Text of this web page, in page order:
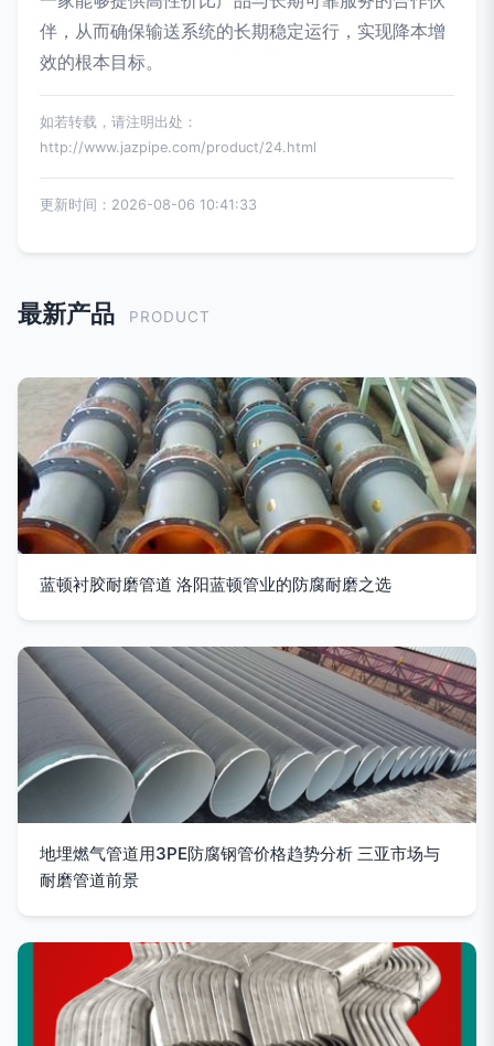
伴，从而确保输送系统的长期稳定运行，实现降本增
效的根本目标。
如若转载，请注明出处：
http://www.jazpipe.com/product/24.html
更新时间：2026-08-06 10:41:33
最新产品 PRODUCT
蓝顿衬胶耐磨管道 洛阳蓝顿管业的防腐耐磨之选
地埋燃气管道用3PE防腐钢管价格趋势分析 三亚市场与
耐磨管道前景